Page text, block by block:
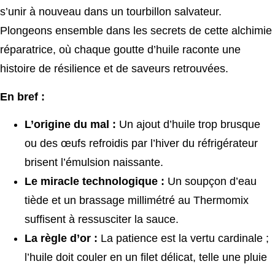
s’unir à nouveau dans un tourbillon salvateur.
Plongeons ensemble dans les secrets de cette alchimie
réparatrice, où chaque goutte d’huile raconte une
histoire de résilience et de saveurs retrouvées.
En bref :
L’origine du mal : Un ajout d’huile trop brusque
ou des œufs refroidis par l’hiver du réfrigérateur
brisent l’émulsion naissante.
Le miracle technologique : Un soupçon d’eau
tiède et un brassage millimétré au Thermomix
suffisent à ressusciter la sauce.
La règle d’or : La patience est la vertu cardinale ;
l’huile doit couler en un filet délicat, telle une pluie